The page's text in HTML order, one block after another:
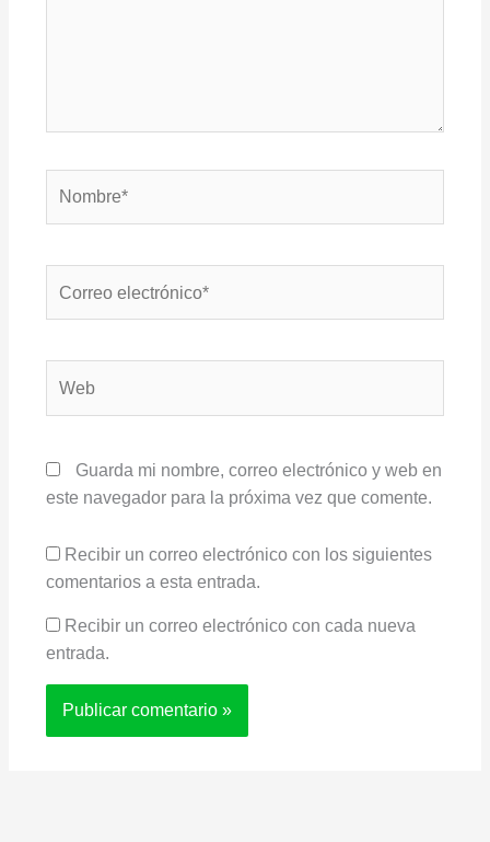
electrónico*
Guarda mi nombre, correo electrónico y web en
este navegador para la próxima vez que comente.
Recibir un correo electrónico con los siguientes
comentarios a esta entrada.
Recibir un correo electrónico con cada nueva
entrada.